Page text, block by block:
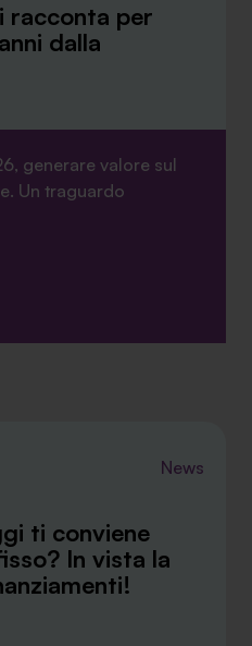
racconta per
dalla
generare valore sul
Un traguardo
News
ti conviene
In vista la